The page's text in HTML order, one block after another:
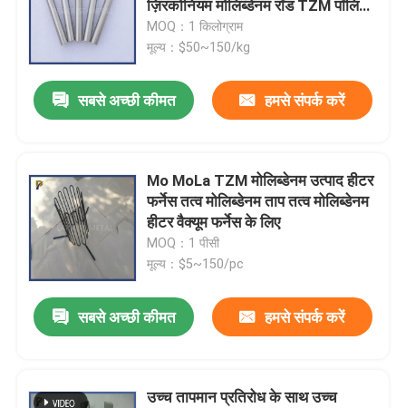
ज़िरकोनियम मोलिब्डेनम रॉड TZM पॉलिश
मो रॉड 8 मिमी 10 मिमी
MOQ：1 किलोग्राम
मूल्य：$50~150/kg
सबसे अच्छी कीमत हमसे संपर्क करें
Mo MoLa TZM मोलिब्डेनम उत्पाद हीटर
फर्नेस तत्व मोलिब्डेनम ताप तत्व मोलिब्डेनम
हीटर वैक्यूम फर्नेस के लिए
MOQ：1 पीसी
मूल्य：$5~150/pc
सबसे अच्छी कीमत हमसे संपर्क करें
उच्च तापमान प्रतिरोध के साथ उच्च